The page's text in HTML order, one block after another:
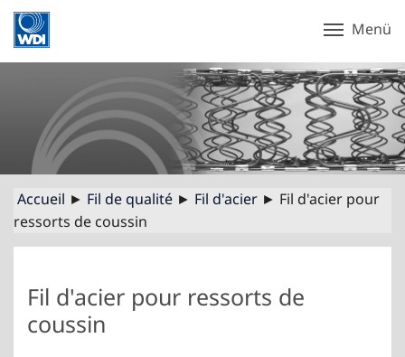
Menü
Accueil ► Fil de qualité ► Fil d'acier ► Fil d'acier pour
ressorts de coussin
Fil d'acier pour ressorts de
coussin